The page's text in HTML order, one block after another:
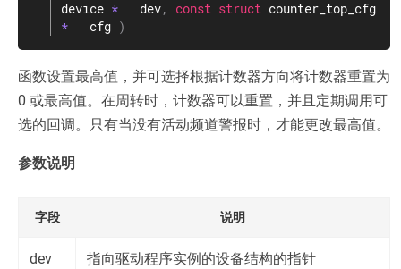
device *
   dev
, const struct counter_top_cfg
*
   cfg
)
函数设置最高值，并可选择根据计数器方向将计数器重置为
0 或最高值。在周转时，计数器可以重置，并且定期调用可
选的回调。只有当没有活动频道警报时，才能更改最高值。
参数说明
字段 说明
dev 指向驱动程序实例的设备结构的指针